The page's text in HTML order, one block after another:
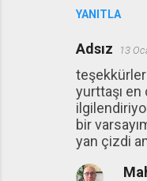
YANITLA
Adsız 13
yurttaşı
bir
yan çizdi